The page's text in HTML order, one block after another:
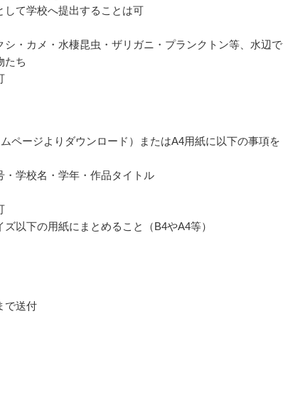
て学校へ提出することは可
シ・カメ・水棲昆虫・ザリガニ・プランクトン等、水辺で
たち
ページよりダウンロード）またはA4用紙に以下の事項を
・学校名・学年・作品タイトル
以下の用紙にまとめること（B4やA4等）
で送付